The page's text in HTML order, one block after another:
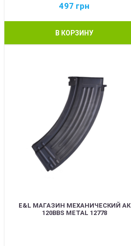
497 грн
В КОРЗИНУ
E&L МАГАЗИН МЕХАНИЧЕСКИЙ АК
120BBS METAL 12778